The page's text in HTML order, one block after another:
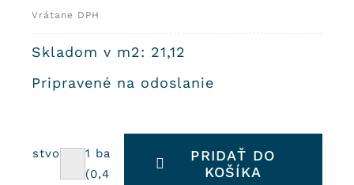
Vrátane DPH
Skladom v m2: 21,12
Pripravené na odoslanie
1 balík =
(0,48
množstvo
PRIDAŤ DO
KOŠÍKA